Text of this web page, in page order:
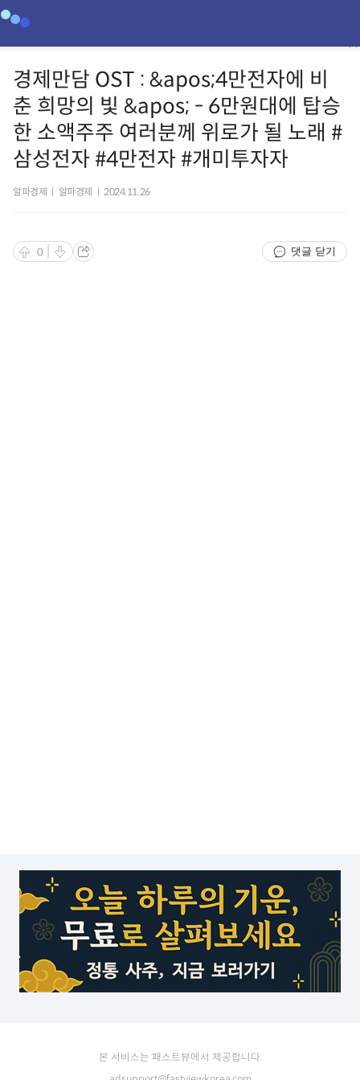
경제만담 OST : &apos;4만전자에 비
춘 희망의 빛 &apos; - 6만원대에 탑승
한 소액주주 여러분께 위로가 될 노래 #
삼성전자 #4만전자 #개미투자자
알파경제 알파경제 2024.11.26
0 댓글 닫기
본 서비스는 패스트뷰에서 제공합니다.